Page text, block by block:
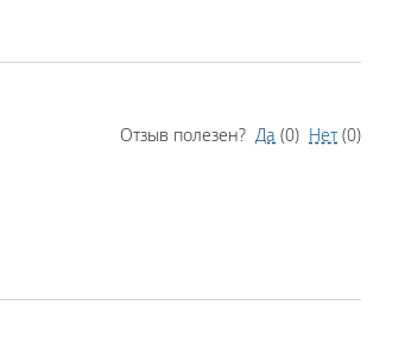
Отзыв полезен? Да (0) Нет (0)